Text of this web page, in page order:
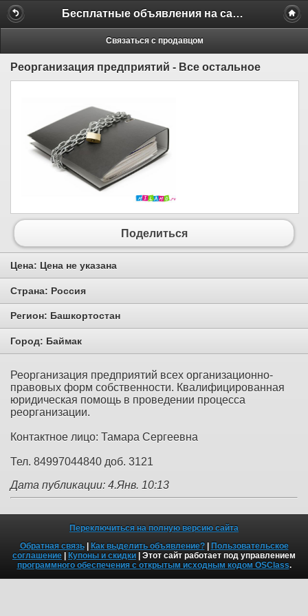
Бесплатные объявления на сайте MILAMO.ru
Связаться с продавцом
Реорганизация предприятий - Все остальное
Поделиться
Цена: Цена не указана
Страна: Россия
Регион: Башкортостан
Город: Баймак
Реорганизация предприятий всех организационно-
правовых форм собственности. Квалифицированная
юридическая помощь в проведении процесса
реорганизации.
Контактное лицо: Тамара Сергеевна
Тел. 84997044840 доб. 3121
Дата публикации: 4.Янв. 10:13
Переключиться на полную версию сайта
Обратная связь| Как выделить объявление?| Пользовательское
соглашение | Купоны и скидки | Этот сайт работает под управлением
программного обеспечения с открытым исходным кодом OSClass.